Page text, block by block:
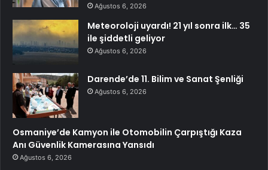
Ağustos 6, 2026
Meteoroloji uyardı! 21 yıl sonra ilk… 35
ile şiddetli geliyor
Ağustos 6, 2026
Darende’de 11. Bilim ve Sanat Şenliği
Ağustos 6, 2026
Osmaniye’de Kamyon ile Otomobilin Çarpıştığı Kaza
Anı Güvenlik Kamerasına Yansıdı
Ağustos 6, 2026